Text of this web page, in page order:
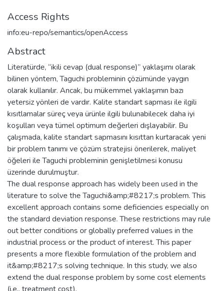
Access Rights
info:eu-repo/semantics/openAccess
Abstract
Literatürde, “ikili cevap (dual response)” yaklaşımı olarak
bilinen yöntem, Taguchi probleminin çözümünde yaygın
olarak kullanılır. Ancak, bu mükemmel yaklaşımın bazı
yetersiz yönleri de vardır. Kalite standart sapması ile ilgili
kısıtlamalar süreç veya ürünle ilgili bulunabilecek daha iyi
koşulları veya tümel optimum değerleri dışlayabilir. Bu
çalışmada, kalite standart sapmasını kısıttan kurtaracak yeni
bir problem tanımı ve çözüm stratejisi önerilerek, maliyet
öğeleri ile Taguchi probleminin genişletilmesi konusu
üzerinde durulmuştur.
The dual response approach has widely been used in the
literature to solve the Taguchi&amp;#8217;s problem. This
excellent approach contains some deficiencies especially on
the standard deviation response. These restrictions may rule
out better conditions or globally preferred values in the
industrial process or the product of interest. This paper
presents a more flexible formulation of the problem and
it&amp;#8217;s solving technique. In this study, we also
extend the dual response problem by some cost elements